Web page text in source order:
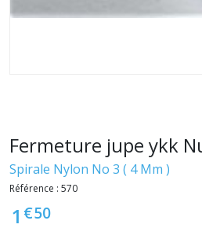
Fermeture jupe ykk
Spirale Nylon No 3 ( 4 Mm )
Référence : 570
1 €50